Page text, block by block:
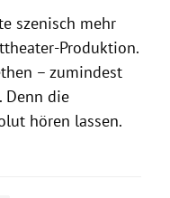
szenisch mehr
Produktion.
– zumindest
Denn die
hören lassen.